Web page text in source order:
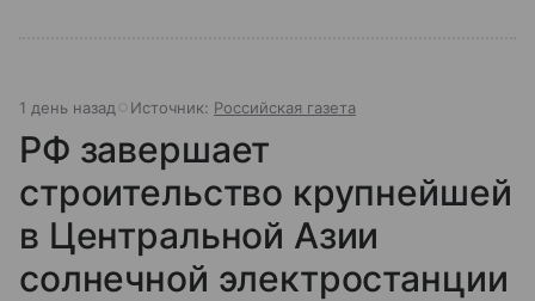
1 день назад Источник: Российская газета
РФ завершает
строительство крупнейшей
в Центральной Азии
солнечной электростанции